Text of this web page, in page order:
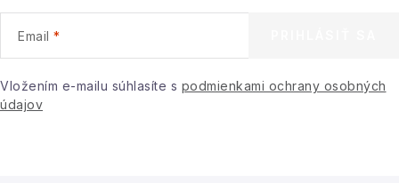
v
ý
p
i
s
Email
Vložením e-mailu súhlasíte s podmienkami ochrany osobných
údajov